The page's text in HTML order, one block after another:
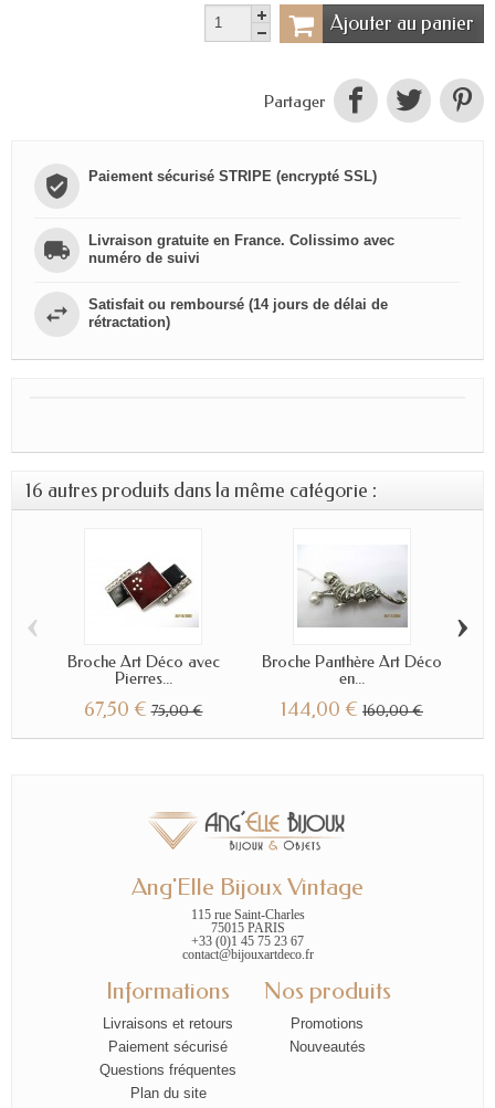
Ajouter au panier
Partager
Paiement sécurisé STRIPE (encrypté SSL)
Livraison gratuite en France. Colissimo avec
numéro de suivi
Satisfait ou remboursé (14 jours de délai de
rétractation)
16 autres produits dans la même catégorie :
Broche Art Déco avec
Pierres...
67,50 € 75,00 €
Broche Panthère Art Déco
en...
144,00 € 160,00 €
‹ ›
Ang'Elle Bijoux Vintage
115 rue Saint-Charles
75015 PARIS
+33 (0)1 45 75 23 67
contact@bijouxartdeco.fr
Informations
Livraisons et retours
Paiement sécurisé
Questions fréquentes
Plan du site
Nos produits
Promotions
Nouveautés